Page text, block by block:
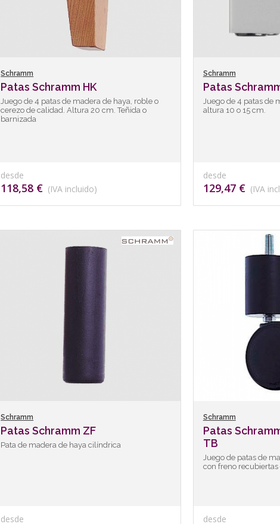
Schramm
Patas Schramm HK
Juego de 4 patas de madera de haya, roble o
cerezo de calidad. Altura 20 cm. Teñida o
barnizada
desde
118,58 € (IVA incluido)
Schramm
Patas
Juego de 4 patas de
altura 10 o 15 cm.
desde
129,47 €(IVA
Schramm
Patas Schramm ZF
Pata de madera de haya cilíndrica
desde
Schramm
Patas
TB
Juego de patas de
con freno recubiertas
desde